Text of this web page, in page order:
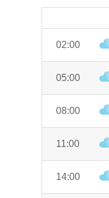
02:00
05:00
08:00
11:00
14:00